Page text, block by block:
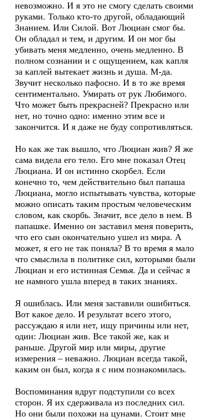
невозможно. И я это не смогу сделать своими
руками. Только кто-то другой, обладающий
Знанием. Или Силой. Вот Люциан смог бы.
Он обладал и тем, и другим. И он мог бы
убивать меня медленно, очень медленно. В
полном сознании и с ощущением, как капля
за каплей вытекает жизнь и душа. М-да.
Звучит несколько пафосно. И в то же время
сентиментально. Умирать от рук Любимого.
Что может быть прекрасней? Прекрасно или
нет, но точно одно: именно этим все и
закончится. И я даже не буду сопротивляться.
Но как же так вышло, что Люциан жив? Я же
сама видела его тело. Его мне показал Отец
Люциана. И он истинно скорбел. Если
конечно то, чем действительно был папаша
Люциана, могло испытывать чувства, которые
можно описать таким простым человеческим
словом, как скорбь. Значит, все дело в нем. В
папашке. Именно он заставил меня поверить,
что его сын окончательно ушел из мира. А
может, я его не так поняла? В то время я мало
что смыслила в политике сил, которыми были
Люциан и его истинная Семья. Да и сейчас я
не намного ушла вперед в таких знаниях.
Я ошиблась. Или меня заставили ошибиться.
Вот какое дело. И результат всего этого,
рассуждаю я или нет, ищу причины или нет,
один: Люциан жив. Все такой же, как и
раньше. Другой мир или миры, другие
измерения – неважно. Люциан всегда такой,
каким он был, когда я с ним познакомилась.
Воспоминания вдруг подступили со всех
сторон. Я их сдерживала из последних сил.
Но они были похожи на цунами. Стоит мне